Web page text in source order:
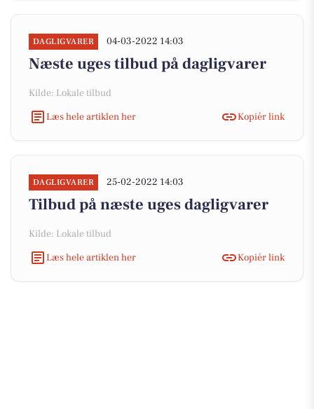
DAGLIGVARER 04-03-2022 14:03
Næste uges tilbud på dagligvarer
Kilde: Lokale tilbud
Læs hele artiklen her
Kopiér link
DAGLIGVARER 25-02-2022 14:03
Tilbud på næste uges dagligvarer
Kilde: Lokale tilbud
Læs hele artiklen her
Kopiér link